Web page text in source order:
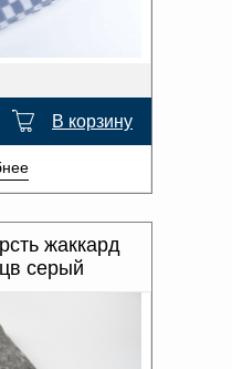
В корзину
жаккард
серый